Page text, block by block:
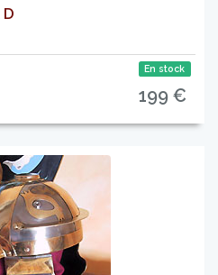
En stock
199 €